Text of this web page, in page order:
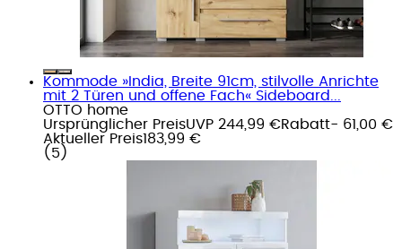
Kommode »India, Breite 91cm, stilvolle Anrichte
mit 2 Türen und offene Fach« Sideboard...
OTTO home
Ursprünglicher PreisUVP 244,99 €Rabatt- 61,00 €
Aktueller Preis183,99 €
( 5 )